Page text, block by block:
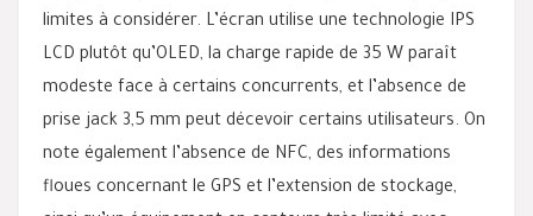
limites à considérer. L’écran utilise une technologie IPS
LCD plutôt qu’OLED, la charge rapide de 35 W paraît
modeste face à certains concurrents, et l’absence de
prise jack 3,5 mm peut décevoir certains utilisateurs. On
note également l’absence de NFC, des informations
floues concernant le GPS et l’extension de stockage,